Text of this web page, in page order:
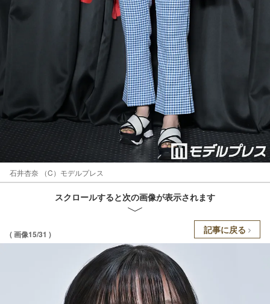
石井杏奈 （C）モデルプレス
スクロールすると次の画像が表示されます
( 画像15/31 ) 記事に戻る